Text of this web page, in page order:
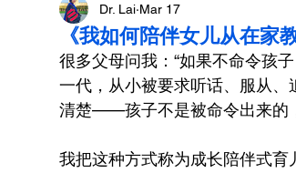
《我如何陪伴女儿从在家
Dr. Lai Mar 17
很多父母问我：“如果不命令孩
一代，从小被要求听话、服从、
清楚——孩子不是被命令出来的
我把这种方式称为成长陪伴式